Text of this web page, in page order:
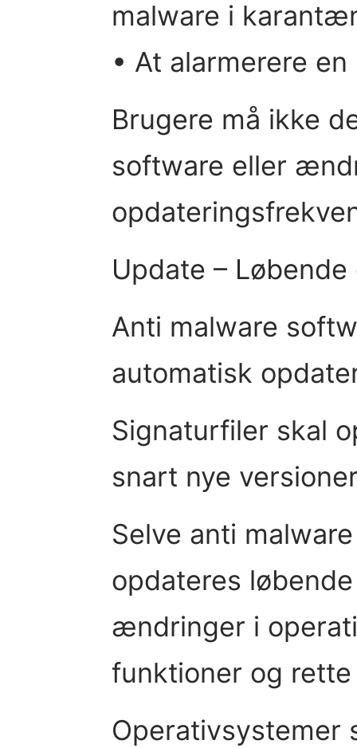
malware i
• At alarmerere
Brugere må ikke
software eller
Update –
Anti malware
automatisk
Signaturfiler skal
snart nye
Selve anti
opdateres
ændringer i
funktioner og
Operativsystemer